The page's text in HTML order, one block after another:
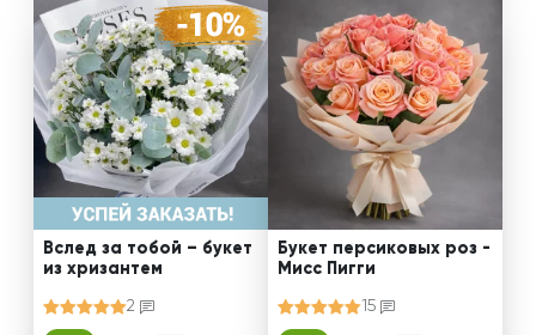
Вслед за тобой – букет
из хризантем
2
Букет персиковых роз -
Мисс Пигги
15